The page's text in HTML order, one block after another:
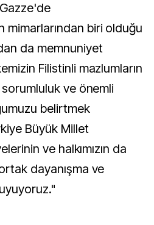
mimarlarından biri olduğu
da memnuniyet
Filistinli mazlumların
sorumluluk ve önemli
belirtmek
Büyük Millet
ve halkımızın da
dayanışma ve